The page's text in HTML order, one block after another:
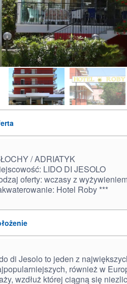
/ ADRIATYK
LIDO DI JESOLO
oferty: wczasy z
Hotel Roby ***
di Jesolo to jeden z
również w
wzdłuż której ciągną się